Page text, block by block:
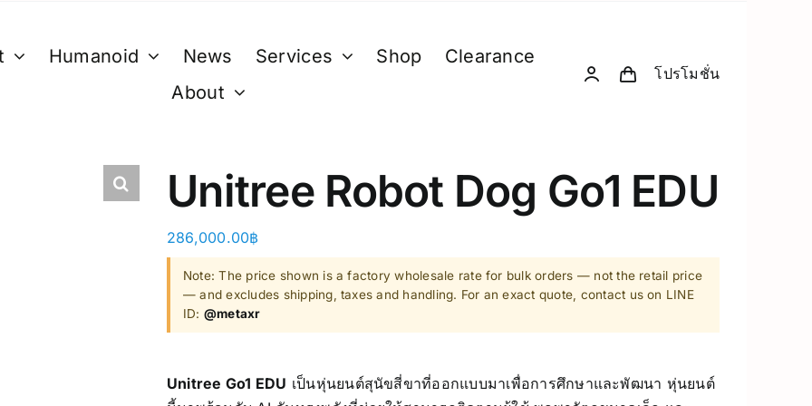
Ray-Ban Meta Glasses
Microsoft Hololens 2
Bestseller
Supermicro GPU Server
Mini/Micro PC & eGPU
Unitree-Humanoid
Robodog
Accessories
Humanoid News Services Shop
Clearance
About
โปรโมชั่น
Unitree Robot Dog Go1 EDU
286,000.00฿
Note: The price shown is a factory wholesale rate for bulk orders — not the retail price
— and excludes shipping, taxes and handling. For an exact quote, contact us on LINE
ID: @metaxr
Unitree Go1 EDU เป็นหุ่นยนต์สุนัขสี่ขาที่ออกแบบมาเพื่อการศึกษาและพัฒนา หุ่นยนต์